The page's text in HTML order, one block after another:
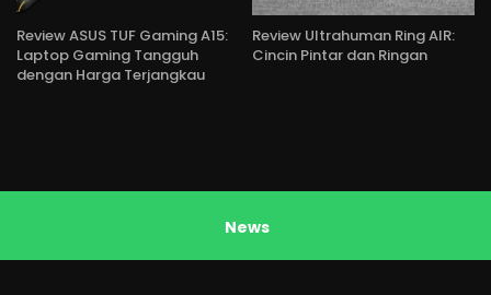
Review ASUS TUF Gaming A15:
Laptop Gaming Tangguh
dengan Harga Terjangkau
Review Ultrahuman Ring AIR:
Cincin Pintar dan Ringan
News